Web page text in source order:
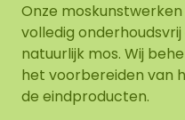
Onze moskunstwerken
volledig
natuurlijk mos. Wij
het voorbereiden van
de eindproducten.